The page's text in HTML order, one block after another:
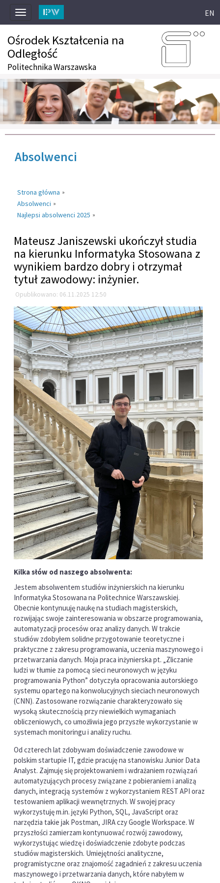
Toggle
navigation
EN
Ośrodek Kształcenia na
Odległość
Politechnika Warszawska
Absolwenci
Strona główna »
Absolwenci »
Najlepsi absolwenci 2025 »
Mateusz Janiszewski ukończył studia
na kierunku Informatyka Stosowana z
wynikiem bardzo dobry i otrzymał
tytuł zawodowy: inżynier.
Opublikowano: 06.11.2025 12:50
Kilka słów od naszego absolwenta:
Jestem absolwentem studiów inżynierskich na kierunku
Informatyka Stosowana na Politechnice Warszawskiej.
Obecnie kontynuuję naukę na studiach magisterskich,
rozwijając swoje zainteresowania w obszarze programowania,
automatyzacji procesów oraz analizy danych. W trakcie
studiów zdobyłem solidne przygotowanie teoretyczne i
praktyczne z zakresu programowania, uczenia maszynowego i
przetwarzania danych. Moja praca inżynierska pt. „Zliczanie
ludzi w tłumie za pomocą sieci neuronowych w języku
programowania Python” dotyczyła opracowania autorskiego
systemu opartego na konwolucyjnych sieciach neuronowych
(CNN). Zastosowane rozwiązanie charakteryzowało się
wysoką skutecznością przy niewielkich wymaganiach
obliczeniowych, co umożliwia jego przyszłe wykorzystanie w
systemach monitoringu i analizy ruchu.
Od czterech lat zdobywam doświadczenie zawodowe w
polskim startupie IT, gdzie pracuję na stanowisku Junior Data
Analyst. Zajmuję się projektowaniem i wdrażaniem rozwiązań
automatyzujących procesy związane z pobieraniem i analizą
danych, integracją systemów z wykorzystaniem REST API oraz
testowaniem aplikacji wewnętrznych. W swojej pracy
wykorzystuję m.in. języki Python, SQL, JavaScript oraz
narzędzia takie jak Postman, JIRA czy Google Workspace. W
przyszłości zamierzam kontynuować rozwój zawodowy,
wykorzystując wiedzę i doświadczenie zdobyte podczas
studiów magisterskich. Umiejętności analityczne,
programistyczne oraz znajomość zagadnień z zakresu uczenia
maszynowego i przetwarzania danych, które nabyłem w